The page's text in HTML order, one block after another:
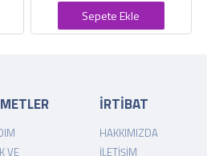
Sepete Ekle
VE
İRTİBAT
HAKKIMIZDA
İLETIŞIM